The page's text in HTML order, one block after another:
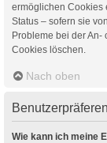
ermöglichen Cookies
Status – sofern sie
Probleme bei der An-
Cookies löschen.
Nach oben
Wie kann ich meine